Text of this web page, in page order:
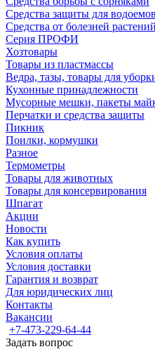
Средства защиты для водоемов
Средства от болезней растений
Серия ПРОФИ
Хозтовары
Товары из пластмассы
Ведра, тазы, товары для
Кухонные принадлежности
Мусорные мешки, пакеты
Перчатки и средства защиты
Пикник
Поилки, кормушки
Разное
Термометры
Товары для животных
Товары для консервирования
Шпагат
Акции
Новости
Как купить
Условия оплаты
Условия доставки
Гарантия и возврат
Для юридических лиц
Контакты
Вакансии
+7-473-229-64-44
Задать вопрос